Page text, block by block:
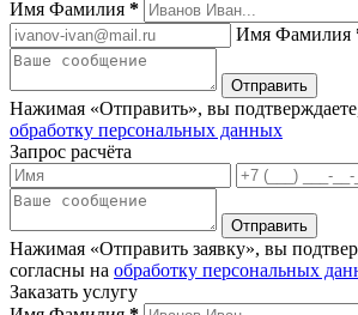
Имя Фамилия *
Имя Фамилия
Нажимая «Отправить», вы
обработку персональных данных
Запрос расчёта
Нажимая «Отправить заявку», вы
согласны на обработку персональных
Заказать услугу